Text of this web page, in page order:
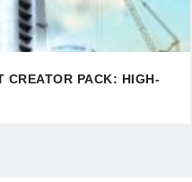
CREATOR PACK: HIGH-